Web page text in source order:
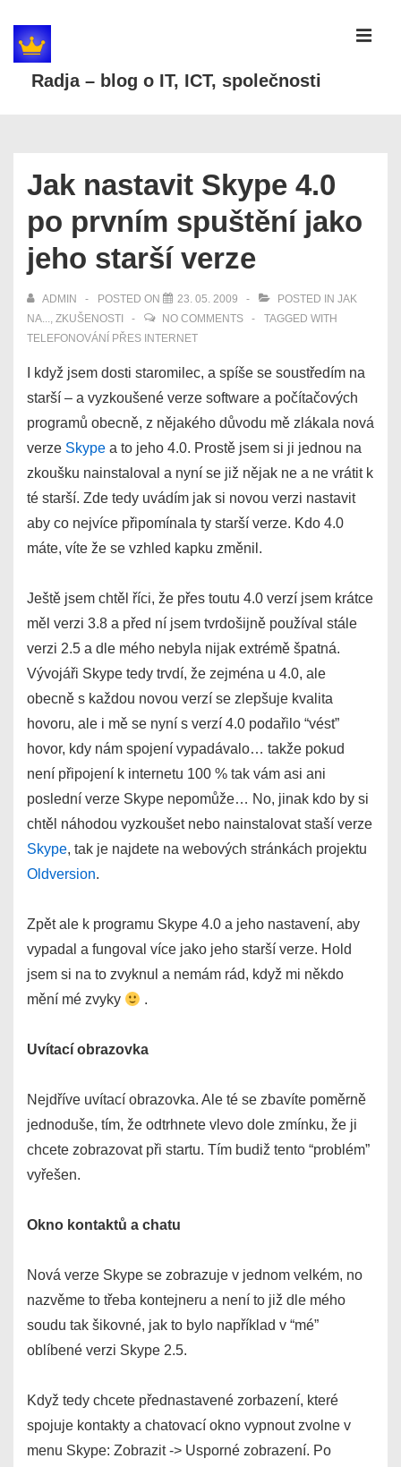
Skip
Radja – blog o IT, ICT, společnosti
Jak nastavit Skype 4.0
po prvním spuštění jako
jeho starší verze
ADMIN POSTED ON 23. 05. 2009 POSTED IN JAK
NA..., ZKUŠENOSTI NO COMMENTS
TAGGED WITH
TELEFONOVÁNÍ PŘES INTERNET
I když jsem dosti staromilec, a spíše se soustředím na
starší – a vyzkoušené verze software a počítačových
programů obecně, z nějakého důvodu mě zlákala nová
verze Skype a to jeho 4.0. Prostě jsem si ji jednou na
zkoušku nainstaloval a nyní se již nějak ne a ne vrátit k
té starší. Zde tedy uvádím jak si novou verzi nastavit
aby co nejvíce připomínala ty starší verze. Kdo 4.0
máte, víte že se vzhled kapku změnil.
Ještě jsem chtěl říci, že přes toutu 4.0 verzí jsem krátce
měl verzi 3.8 a před ní jsem tvrdošijně používal stále
verzi 2.5 a dle mého nebyla nijak extrémě špatná.
Vývojáři Skype tedy trvdí, že zejména u 4.0, ale
obecně s každou novou verzí se zlepšuje kvalita
hovoru, ale i mě se nyní s verzí 4.0 podařilo “vést”
hovor, kdy nám spojení vypadávalo… takže pokud
není připojení k internetu 100 % tak vám asi ani
poslední verze Skype nepomůže… No, jinak kdo by si
chtěl náhodou vyzkoušet nebo nainstalovat staší verze
Skype, tak je najdete na webových stránkách projektu
Oldversion.
Zpět ale k programu Skype 4.0 a jeho nastavení, aby
vypadal a fungoval více jako jeho starší verze. Hold
jsem si na to zvyknul a nemám rád, když mi někdo
mění mé zvyky
.
Uvítací obrazovka
Nejdříve uvítací obrazovka. Ale té se zbavíte poměrně
jednoduše, tím, že odtrhnete vlevo dole zmínku, že ji
chcete zobrazovat při startu. Tím budiž tento “problém”
vyřešen.
Okno kontaktů a chatu
Nová verze Skype se zobrazuje v jednom velkém, no
nazvěme to třeba kontejneru a není to již dle mého
soudu tak šikovné, jak to bylo například v “mé”
oblíbené verzi Skype 2.5.
Když tedy chcete přednastavené zorbazení, které
spojuje kontakty a chatovací okno vypnout zvolne v
menu Skype: Zobrazit -> Usporné zobrazení. Po